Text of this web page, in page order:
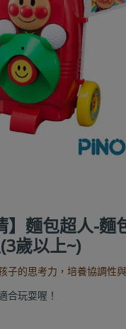
】麵包超人-麵
歲以上~)
子的思考力，培養協調性
合玩耍喔！